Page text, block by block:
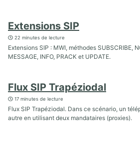
Extensions SIP
22 minutes de lecture
Extensions SIP : MWI, méthodes SUBSCRIBE,
MESSAGE, INFO, PRACK et UPDATE.
Flux SIP Trapéziodal
17 minutes de lecture
Flux SIP Trapéziodal. Dans ce scénario, un
autre en utilisant deux mandataires (proxies).